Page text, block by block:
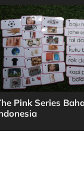
Pink Series